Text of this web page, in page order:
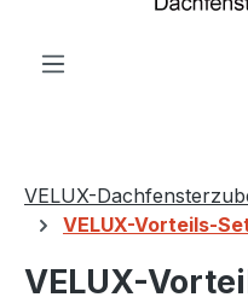
VELUX-
VELUX-Vorteils-
VELUX-